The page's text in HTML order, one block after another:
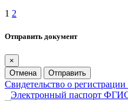
1 2
Отправить документ
×
Отмена
Отправить
Свидетельство о
Электронный паспорт